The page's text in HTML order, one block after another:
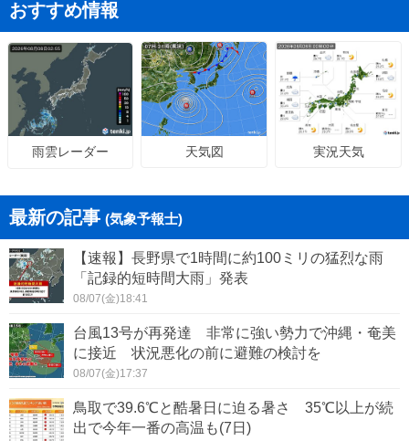
おすすめ情報
雨雲レーダー 天気図 実況天気
最新の記事 (気象予報士)
【速報】長野県で1時間に約100ミリの猛烈な雨
「記録的短時間大雨」発表
08/07(金)18:41
台風13号が再発達 非常に強い勢力で沖縄・奄美
に接近 状況悪化の前に避難の検討を
08/07(金)17:37
鳥取で39.6℃と酷暑日に迫る暑さ 35℃以上が続
出で今年一番の高温も(7日)